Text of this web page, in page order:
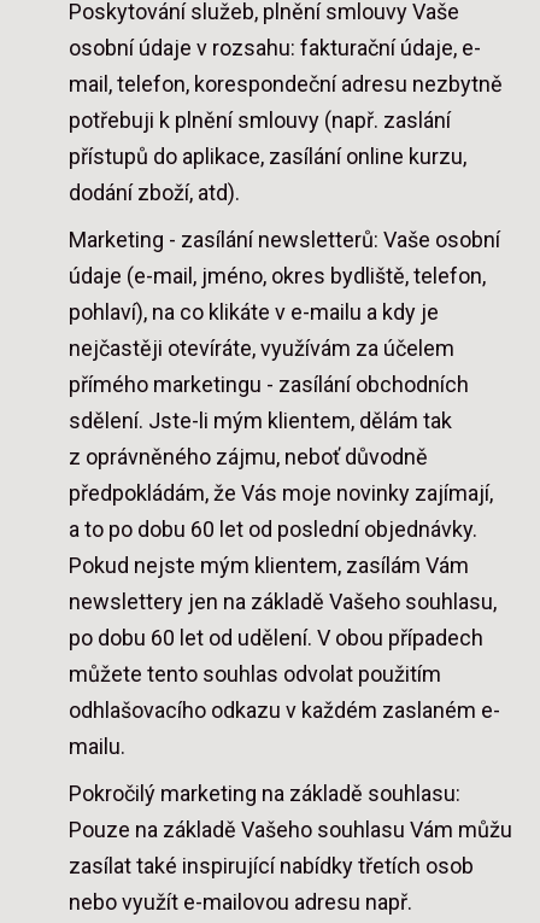
Poskytování služeb, plnění smlouvy Vaše
osobní údaje v rozsahu: fakturační údaje, e-
mail, telefon, korespondeční adresu nezbytně
potřebuji k plnění smlouvy (např. zaslání
přístupů do aplikace, zasílání online kurzu,
dodání zboží, atd).
Marketing - zasílání newsletterů: Vaše osobní
údaje (e-mail, jméno, okres bydliště, telefon,
pohlaví), na co klikáte v e-mailu a kdy je
nejčastěji otevíráte, využívám za účelem
přímého marketingu - zasílání obchodních
sdělení. Jste-li mým klientem, dělám tak
z oprávněného zájmu, neboť důvodně
předpokládám, že Vás moje novinky zajímají,
a to po dobu 60 let od poslední objednávky.
Pokud nejste mým klientem, zasílám Vám
newslettery jen na základě Vašeho souhlasu,
po dobu 60 let od udělení. V obou případech
můžete tento souhlas odvolat použitím
odhlašovacího odkazu v každém zaslaném e-
mailu.
Pokročilý marketing na základě souhlasu:
Pouze na základě Vašeho souhlasu Vám můžu
zasílat také inspirující nabídky třetích osob
nebo využít e-mailovou adresu např.